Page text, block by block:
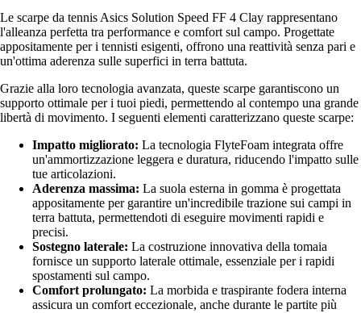
Le scarpe da tennis Asics Solution Speed FF 4 Clay rappresentano
l'alleanza perfetta tra performance e comfort sul campo. Progettate
appositamente per i tennisti esigenti, offrono una reattività senza pari e
un'ottima aderenza sulle superfici in terra battuta.
Grazie alla loro tecnologia avanzata, queste scarpe garantiscono un
supporto ottimale per i tuoi piedi, permettendo al contempo una grande
libertà di movimento. I seguenti elementi caratterizzano queste scarpe:
Impatto migliorato: La tecnologia FlyteFoam integrata offre
un'ammortizzazione leggera e duratura, riducendo l'impatto sulle
tue articolazioni.
Aderenza massima: La suola esterna in gomma è progettata
appositamente per garantire un'incredibile trazione sui campi in
terra battuta, permettendoti di eseguire movimenti rapidi e
precisi.
Sostegno laterale: La costruzione innovativa della tomaia
fornisce un supporto laterale ottimale, essenziale per i rapidi
spostamenti sul campo.
Comfort prolungato: La morbida e traspirante fodera interna
assicura un comfort eccezionale, anche durante le partite più